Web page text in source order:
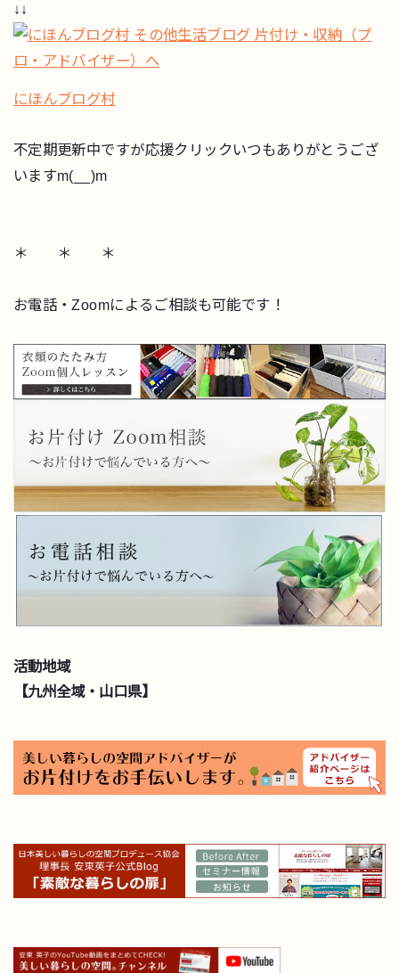
↓↓
にほんブログ村
不定期更新中ですが応援クリックいつもありがとうござ
いますm(__)m
＊ ＊ ＊
お電話・Zoomによるご相談も可能です！
活動地域
【九州全域・山口県】